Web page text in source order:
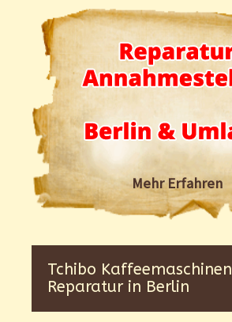
Mehr Erfahren
Tchibo Kaffeemaschinen
Reparatur in Berlin